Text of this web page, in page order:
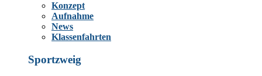
Konzept
Aufnahme
News
Klassenfahrten
Sportzweig